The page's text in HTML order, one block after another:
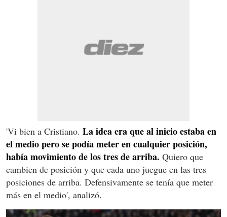
'Vi bien a Cristiano. La idea era que al inicio estaba en
el medio pero se podía meter en cualquier posición,
había movimiento de los tres de arriba. Quiero que
cambien de posición y que cada uno juegue en las tres
posiciones de arriba. Defensivamente se tenía que meter
más en el medio', analizó.